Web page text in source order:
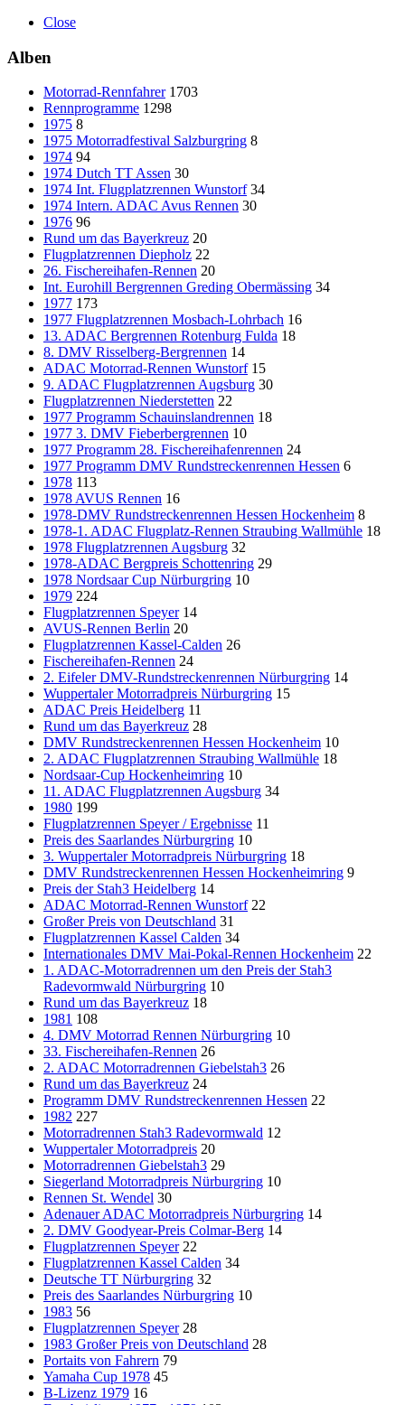
Close
Alben
Motorrad-Rennfahrer 1703
Rennprogramme 1298
1975 8
1975 Motorradfestival Salzburgring 8
1974 94
1974 Dutch TT Assen 30
1974 Int. Flugplatzrennen Wunstorf 34
1974 Intern. ADAC Avus Rennen 30
1976 96
Rund um das Bayerkreuz 20
Flugplatzrennen Diepholz 22
26. Fischereihafen-Rennen 20
Int. Eurohill Bergrennen Greding Obermässing 34
1977 173
1977 Flugplatzrennen Mosbach-Lohrbach 16
13. ADAC Bergrennen Rotenburg Fulda 18
8. DMV Risselberg-Bergrennen 14
ADAC Motorrad-Rennen Wunstorf 15
9. ADAC Flugplatzrennen Augsburg 30
Flugplatzrennen Niederstetten 22
1977 Programm Schauinslandrennen 18
1977 3. DMV Fieberbergrennen 10
1977 Programm 28. Fischereihafenrennen 24
1977 Programm DMV Rundstreckenrennen Hessen 6
1978 113
1978 AVUS Rennen 16
1978-DMV Rundstreckenrennen Hessen Hockenheim 8
1978-1. ADAC Flugplatz-Rennen Straubing Wallmühle 18
1978 Flugplatzrennen Augsburg 32
1978-ADAC Bergpreis Schottenring 29
1978 Nordsaar Cup Nürburgring 10
1979 224
Flugplatzrennen Speyer 14
AVUS-Rennen Berlin 20
Flugplatzrennen Kassel-Calden 26
Fischereihafen-Rennen 24
2. Eifeler DMV-Rundstreckenrennen Nürburgring 14
Wuppertaler Motorradpreis Nürburgring 15
ADAC Preis Heidelberg 11
Rund um das Bayerkreuz 28
DMV Rundstreckenrennen Hessen Hockenheim 10
2. ADAC Flugplatzrennen Straubing Wallmühle 18
Nordsaar-Cup Hockenheimring 10
11. ADAC Flugplatzrennen Augsburg 34
1980 199
Flugplatzrennen Speyer / Ergebnisse 11
Preis des Saarlandes Nürburgring 10
3. Wuppertaler Motorradpreis Nürburgring 18
DMV Rundstreckenrennen Hessen Hockenheimring 9
Preis der Stah3 Heidelberg 14
ADAC Motorrad-Rennen Wunstorf 22
Großer Preis von Deutschland 31
Flugplatzrennen Kassel Calden 34
Internationales DMV Mai-Pokal-Rennen Hockenheim 22
1. ADAC-Motorradrennen um den Preis der Stah3
Radevormwald Nürburgring 10
Rund um das Bayerkreuz 18
1981 108
4. DMV Motorrad Rennen Nürburgring 10
33. Fischereihafen-Rennen 26
2. ADAC Motorradrennen Giebelstah3 26
Rund um das Bayerkreuz 24
Programm DMV Rundstreckenrennen Hessen 22
1982 227
Motorradrennen Stah3 Radevormwald 12
Wuppertaler Motorradpreis 20
Motorradrennen Giebelstah3 29
Siegerland Motorradpreis Nürburgring 10
Rennen St. Wendel 30
Adenauer ADAC Motorradpreis Nürburgring 14
2. DMV Goodyear-Preis Colmar-Berg 14
Flugplatzrennen Speyer 22
Flugplatzrennen Kassel Calden 34
Deutsche TT Nürburgring 32
Preis des Saarlandes Nürburgring 10
1983 56
Flugplatzrennen Speyer 28
1983 Großer Preis von Deutschland 28
Portaits von Fahrern 79
Yamaha Cup 1978 45
B-Lizenz 1979 16